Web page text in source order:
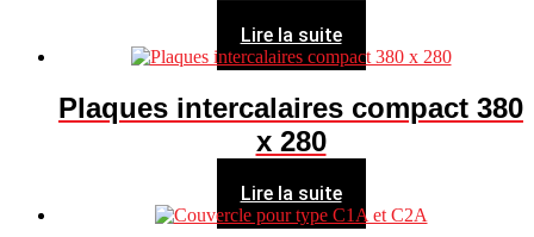
Lire la suite
Plaques intercalaires compact 380
x 280
Lire la suite